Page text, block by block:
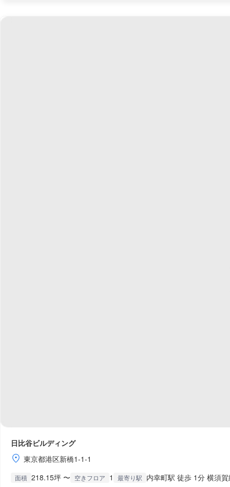
日比谷ビルディング
東京都港区新橋1-1-1
面積 218.15坪 〜 空きフロア 1 最寄り駅 内幸町駅 徒歩 1分 横須